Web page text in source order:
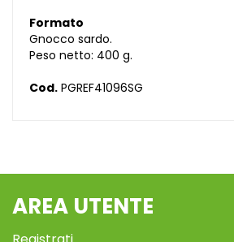
Formato
Gnocco sardo.
Peso netto: 400 g.
Cod. PGREF41096SG
AREA UTENTE